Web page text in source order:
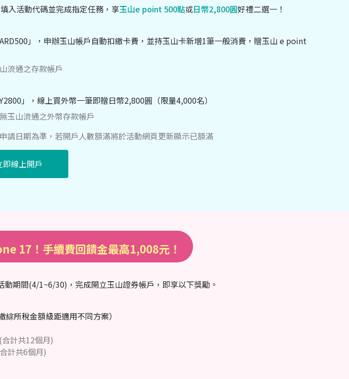
入活動代碼並完成指定任務，享玉山e point 500點或日幣2,800圓好禮二選一！
」，申辦玉山帳戶自動扣繳卡費，並持玉山卡新增1筆一般消費，贈玉山 e point
流通之存款帳戶
」，線上買外幣一筆即贈日幣2,800圓（限量4,000名）
玉山流通之外幣存款帳戶
請日期為準，若開戶人數額滿將於活動網頁更新顯示已額滿
即線上開戶
17！手續費回饋金最高1,008元！
動期間(4/1~6/30)，完成開立玉山證券帳戶，即享以下獎勵。
所稅金額級距適用不同方案）
計共12個月)
計共6個月)